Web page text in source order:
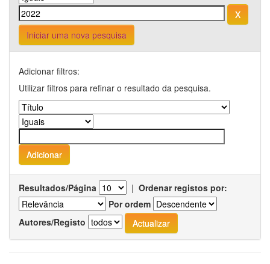
Iniciar uma nova pesquisa
Adicionar filtros:
Utilizar filtros para refinar o resultado da pesquisa.
Resultados/Página | Ordenar registos por:
Por ordem
Autores/Registo